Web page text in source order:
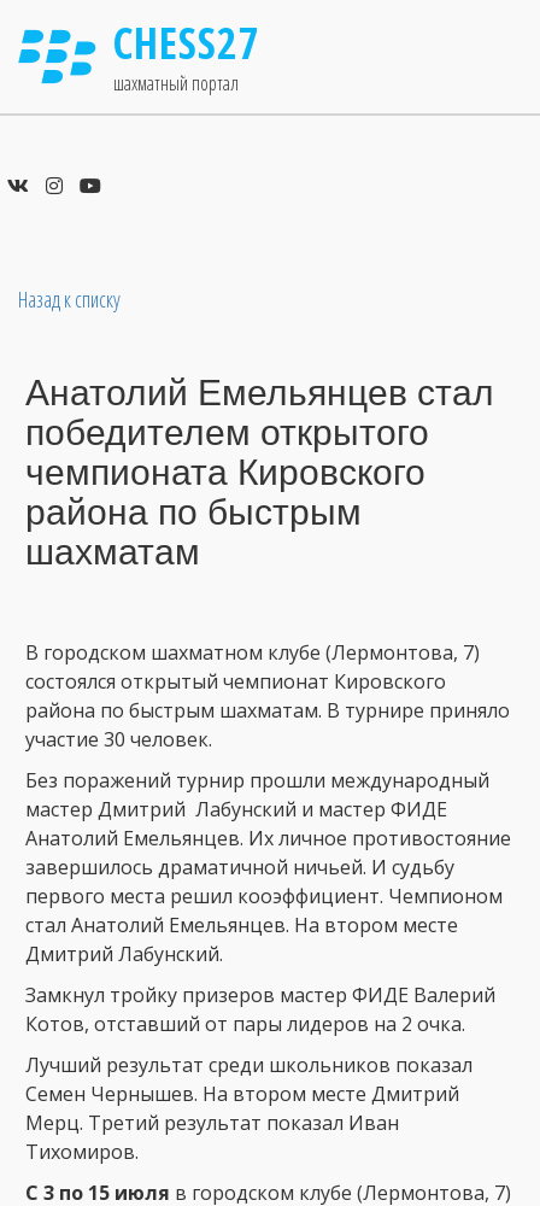
CHESS27
шахматный портал
Назад к списку
Анатолий Емельянцев стал
победителем открытого
чемпионата Кировского
района по быстрым
шахматам
В городском шахматном клубе (Лермонтова, 7)
состоялся открытый чемпионат Кировского
района по быстрым шахматам. В турнире приняло
участие 30 человек.
Без поражений турнир прошли международный
мастер Дмитрий Лабунский и мастер ФИДЕ
Анатолий Емельянцев. Их личное противостояние
завершилось драматичной ничьей. И судьбу
первого места решил кооэффициент. Чемпионом
стал Анатолий Емельянцев. На втором месте
Дмитрий Лабунский.
Замкнул тройку призеров мастер ФИДЕ Валерий
Котов, отставший от пары лидеров на 2 очка.
Лучший результат среди школьников показал
Семен Чернышев. На втором месте Дмитрий
Мерц. Третий результат показал Иван
Тихомиров.
С 3 по 15 июля в городском клубе (Лермонтова, 7)